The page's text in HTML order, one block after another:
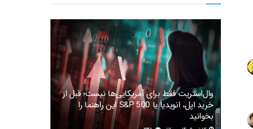
وال‌استریت فقط برای آمریکایی‌ها نیست؛ قبل از
خرید اپل، انویدیا یا S&P 500 این راهنما را
بخوانید